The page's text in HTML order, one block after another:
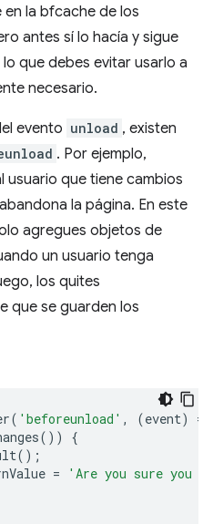
la bfcache de los
antes sí lo hacía y sigue
que debes evitar usarlo a
necesario.
evento unload , existen
. Por ejemplo,
usuario que tiene cambios
la página. En este
agregues objetos de
un usuario tenga
los quites
que se guarden los
( 'beforeunload' , (event)
=>
())
{
();
=
'Are you sure you